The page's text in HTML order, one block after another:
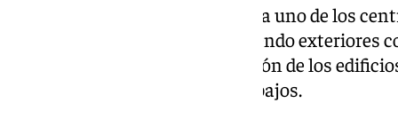
El plan de obras adaptado a cada uno de los
mejoras de pavimentos, incluyendo exteriores
mejoras de la impermeabilización de los
revestimientos, entre otros trabajos.